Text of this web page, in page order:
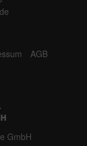
AGB
GmbH